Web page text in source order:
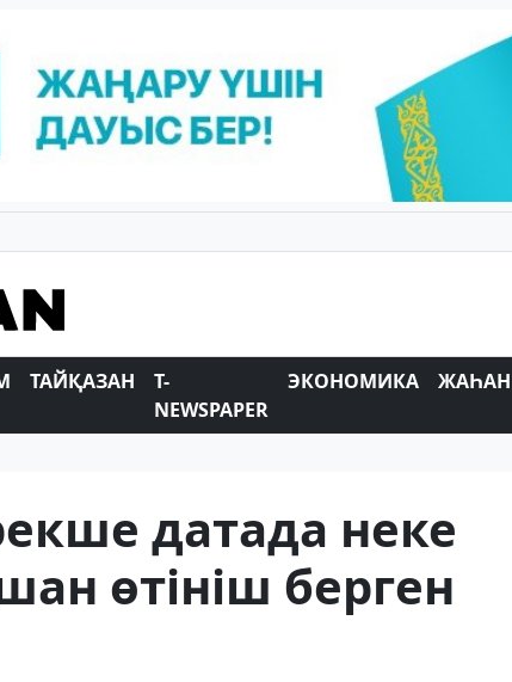
ТАЙҚАЗАН
T-
NEWSPAPER
ЭКОНОМИКА ЖАҺАН
датада неке
өтініш берген